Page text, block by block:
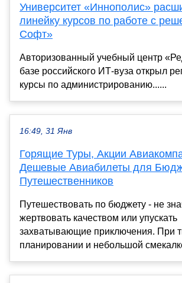
Университет «Иннополис»
линейку курсов по работе с
Софт»
Авторизованный учебный центр
базе российского ИТ-вуза открыл
курсы по администрированию......
16:49, 31 Янв
Горящие Туры, Акции
Дешевые Авиабилеты для
Путешественников
Путешествовать по бюджету - не
жертвовать качеством или упускать
захватывающие приключения. При
планировании и небольшой